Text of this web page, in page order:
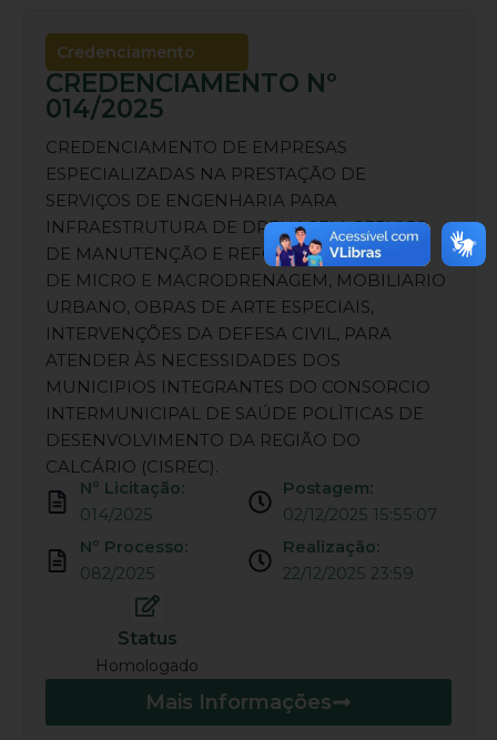
Credenciamento
CREDENCIAMENTO Nº
014/2025
CREDENCIAMENTO DE EMPRESAS
ESPECIALIZADAS NA PRESTAÇÃO DE
SERVIÇOS DE ENGENHARIA PARA
INFRAESTRUTURA DE DRENAGEM, SERVIÇO
DE MANUTENÇÃO E REFORMA DO SISTEMA
DE MICRO E MACRODRENAGEM, MOBILIARIO
URBANO, OBRAS DE ARTE ESPECIAIS,
INTERVENÇÕES DA DEFESA CIVIL, PARA
ATENDER ÀS NECESSIDADES DOS
MUNICIPIOS INTEGRANTES DO CONSORCIO
INTERMUNICIPAL DE SAÚDE POLÌTICAS DE
DESENVOLVIMENTO DA REGIÃO DO
CALCÁRIO (CISREC).
Nº Licitação:
014/2025
Nº Processo:
082/2025
Postagem:
02/12/2025 15:55:07
Realização:
22/12/2025 23:59
Status
Homologado
Mais Informações